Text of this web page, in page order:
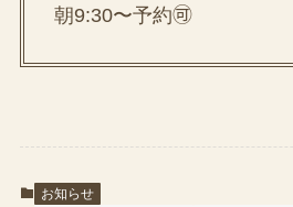
朝9:30〜予約🉑
お知らせ